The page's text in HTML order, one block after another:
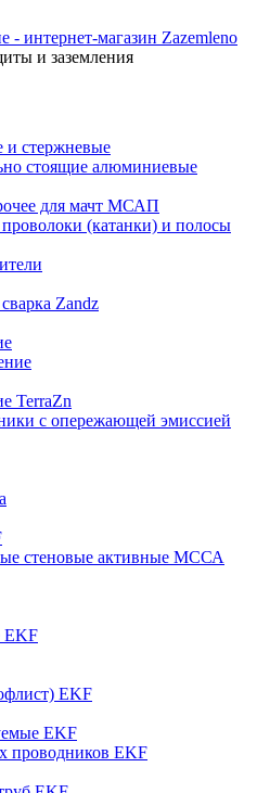
и заземления
стержневые
стоящие алюминиевые
для мачт МСАП
(катанки) и полосы
Zandz
TerraZn
с опережающей эмиссией
стеновые активные МССА
EKF
EKF
EKF
проводников EKF